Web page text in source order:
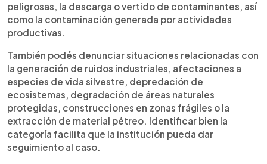
peligrosas, la descarga o vertido de contaminantes, así
como la contaminación generada por actividades
productivas.
También podés denunciar situaciones relacionadas con
la generación de ruidos industriales, afectaciones a
especies de vida silvestre, depredación de
ecosistemas, degradación de áreas naturales
protegidas, construcciones en zonas frágiles o la
extracción de material pétreo. Identificar bien la
categoría facilita que la institución pueda dar
seguimiento al caso.